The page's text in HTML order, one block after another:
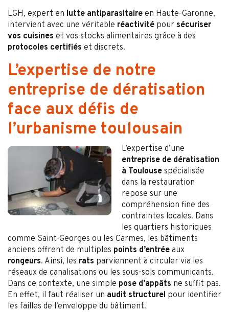
LGH, expert en lutte antiparasitaire en Haute-Garonne,
intervient avec une véritable réactivité pour sécuriser
vos cuisines et vos stocks alimentaires grâce à des
protocoles certifiés et discrets.
L’expertise de notre
entreprise de dératisation
face aux défis de
l’urbanisme toulousain
L’expertise d’une
entreprise de dératisation
à Toulouse spécialisée
dans la restauration
repose sur une
compréhension fine des
contraintes locales. Dans
les quartiers historiques
comme Saint-Georges ou les Carmes, les bâtiments
anciens offrent de multiples points d’entrée aux
rongeurs. Ainsi, les rats parviennent à circuler via les
réseaux de canalisations ou les sous-sols communicants.
Dans ce contexte, une simple pose d’appâts ne suffit pas.
En effet, il faut réaliser un audit structurel pour identifier
les failles de l’enveloppe du bâtiment.